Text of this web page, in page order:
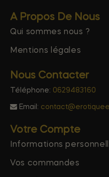
A Propos De Nous
Qui sommes nous ?
Mentions légales
Nous Contacter
Téléphone: 0629483160
Email:
Votre Compte
Informations
Vos commandes